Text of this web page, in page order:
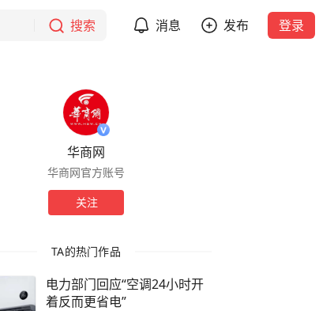
搜索 消息 发布 登录
华商网
华商网官方账号
关注
TA的热门作品
电力部门回应“空调24小时开
着反而更省电”